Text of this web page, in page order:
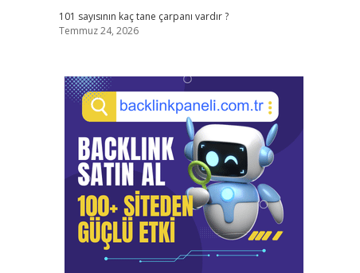
101 sayısının kaç tane çarpanı vardır ?
Temmuz 24, 2026